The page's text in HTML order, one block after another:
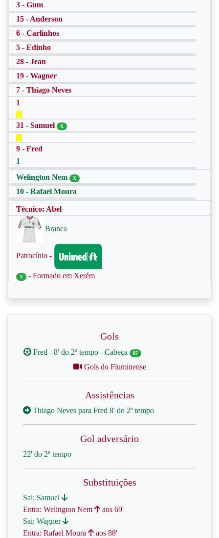
3 - Gum
15 - Anderson
6 - Carlinhos
5 - Edinho
28 - Jean
19 - Wagner
7 - Thiago Neves
1
31 - Samuel X
9 - Fred
1
Welington Nem
X
10 - Rafael Moura
Técnico: Abel
Branca
Patrocínio -
X - Formado em Xerém
Gols
Fred - 8' do 2º tempo - Cabeça 87
Gols do Fluminense
Assistências
Thiago Neves para Fred 8' do 2º tempo
Gol adversário
22' do 2º tempo
Substituições
Sai: Samuel
Entra: Welington Nem
aos 69'
Sai: Wagner
Entra: Rafael Moura
aos 88'